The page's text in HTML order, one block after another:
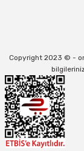
31/12/2026 Tarihine
Copyright 2023 © -